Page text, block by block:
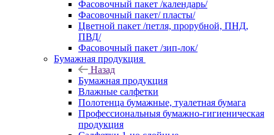
Фасовочный пакет /календарь/
Фасовочный пакет/ пласты/
Цветной пакет /петля, прорубной, ПНД,
ПВД/
Фасовочный пакет /зип-лок/
Бумажная продукция
Назад
Бумажная продукция
Влажные салфетки
Полотенца бумажные, туалетная бумага
Профессиональныя бумажно-гигиеническая
продукция